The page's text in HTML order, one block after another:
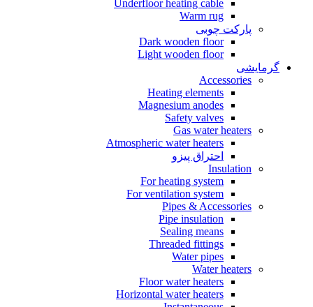
Underfloor heating cable
Warm rug
پارکت چوبی
Dark wooden floor
Light wooden floor
گرمایشی
Accessories
Heating elements
Magnesium anodes
Safety valves
Gas water heaters
Atmospheric water heaters
احتراق پیزو
Insulation
For heating system
For ventilation system
Pipes & Accessories
Pipe insulation
Sealing means
Threaded fittings
Water pipes
Water heaters
Floor water heaters
Horizontal water heaters